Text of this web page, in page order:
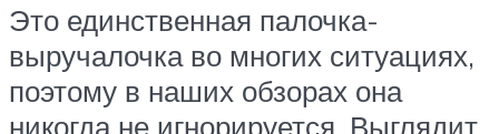
Это единственная палочка-
выручалочка во многих ситуациях,
поэтому в наших обзорах она
никогда не игнорируется. Выглядит